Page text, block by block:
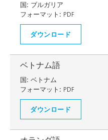
国: ブルガリア
フォーマット: PDF
ダウンロード
ベトナム語
国: ベトナム
フォーマット: PDF
ダウンロード